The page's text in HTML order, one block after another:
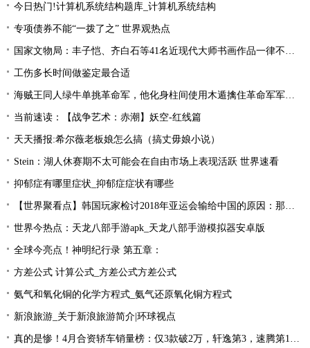
今日热门!计算机系统结构题库_计算机系统结构
专项债券不能“一拨了之” 世界观热点
国家文物局：丰子恺、齐白石等41名近现代大师书画作品一律不准出境
工伤多长时间做鉴定最合适
海贼王同人绿牛单挑革命军，他化身柱间使用木遁擒住革命军军长！
当前速读：【战争艺术：赤潮】妖空-红线篇
天天播报:希尔薇老板娘怎么搞（搞丈毋娘小说）
Stein：湖人休赛期不太可能会在自由市场上表现活跃 世界速看
抑郁症有哪里症状_抑郁症症状有哪些
【世界聚看点】韩国玩家检讨2018年亚运会输给中国的原因：那一年是Uzi的时代！
世界今热点：天龙八部手游apk_天龙八部手游模拟器安卓版
全球今亮点！神明纪行录 第五章：
方差公式 计算公式_方差公式方差公式
氨气和氧化铜的化学方程式_氨气还原氧化铜方程式
新浪旅游_关于新浪旅游简介|环球视点
真的是惨！4月合资轿车销量榜：仅3款破2万，轩逸第3，速腾第16！